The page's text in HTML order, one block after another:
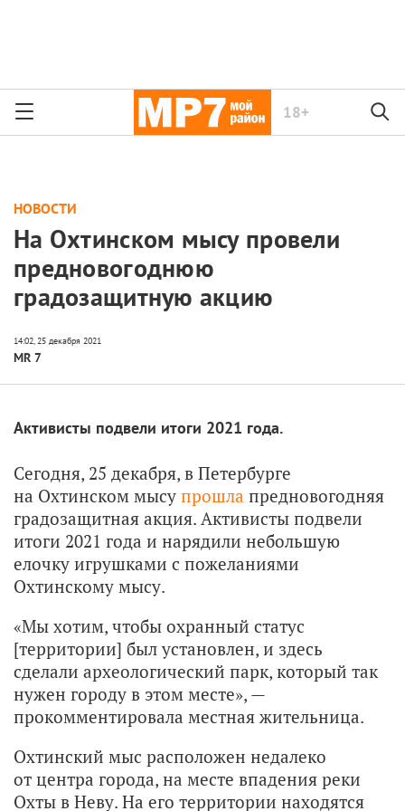
18+
НОВОСТИ
На Охтинском мысу провели
предновогоднюю
градозащитную акцию
MR 7
Активисты подвели итоги 2021 года.
Сегодня, 25 декабря, в Петербурге
на Охтинском мысу прошла предновогодняя
градозащитная акция. Активисты подвели
итоги 2021 года и нарядили небольшую
елочку игрушками с пожеланиями
Охтинскому мысу.
«Мы хотим, чтобы охранный статус
[территории] был установлен, и здесь
сделали археологический парк, который так
нужен городу в этом месте», —
прокомментировала местная жительница.
Охтинский мыс расположен недалеко
от центра города, на месте впадения реки
Охты в Неву. На его территории находятся